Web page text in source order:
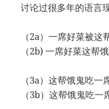
讨论过很多年的语言现
（2a）一席好菜被
（2b) 一席好菜这帮
（3a）这帮饿鬼吃
（3b）这帮饿鬼吃